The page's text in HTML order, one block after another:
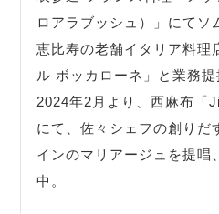
ロアラブッシュ）」にてソ
恵比寿の老舗イタリア料
ル ボッカローネ」と業務提
2024年2月より、西麻布「
にて、佐々シェフの創りだ
インのマリアージュを提唱
中。